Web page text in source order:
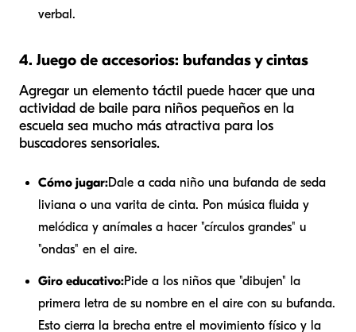
verbal.
4. Juego de accesorios: bufandas y cintas
Agregar un elemento táctil puede hacer que una
actividad de baile para niños pequeños en la
escuela sea mucho más atractiva para los
buscadores sensoriales.
Cómo jugar:Dale a cada niño una bufanda de seda
liviana o una varita de cinta. Pon música fluida y
melódica y anímales a hacer "círculos grandes" u
"ondas" en el aire.
Giro educativo:Pide a los niños que "dibujen" la
primera letra de su nombre en el aire con su bufanda.
Esto cierra la brecha entre el movimiento físico y la